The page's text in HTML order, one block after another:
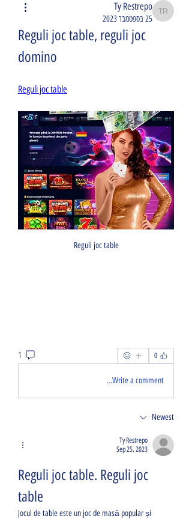
Ty Restrepo
Ty Restrepo
25 בספטמבר 2023
Reguli joc table, reguli joc
domino
Reguli joc table
Reguli joc table
0
1
Write a comment...
Newest
Ty Restrepo
Sep 25, 2023
Reguli joc table. Reguli joc
table
Jocul de table este un joc de masă popular și